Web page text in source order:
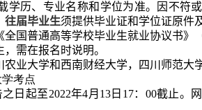
学历、专业名称和学位为准。因不符
往届毕业生须提供毕业证和学位证原件
国普通高等学校毕业生就业协议书》
需在报名时说明。
农业大学和西南财经大学，四川师范大
考点
之日起至2022年4月13日17：00截止